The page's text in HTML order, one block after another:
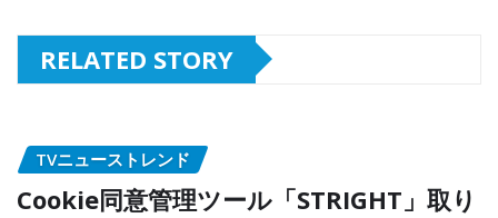
RELATED STORY
TVニューストレンド
Cookie同意管理ツール「STRIGHT」取り